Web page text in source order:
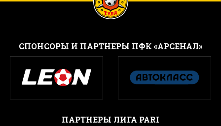
CПОНСОРЫ И ПАРТНЕРЫ ПФК «АРСЕНАЛ»
ПАРТНЕРЫ ЛИГА PARI